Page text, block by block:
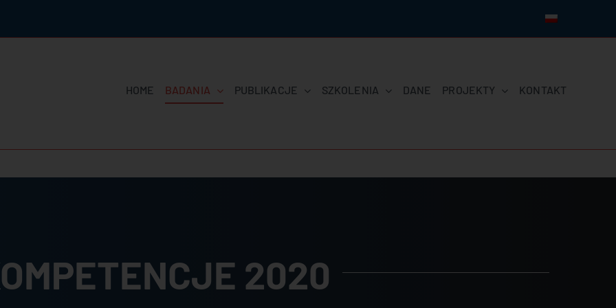
HOME BADANIA PUBLIKACJE SZKOLENIA DANE PROJEKTY KONTAKT
2020